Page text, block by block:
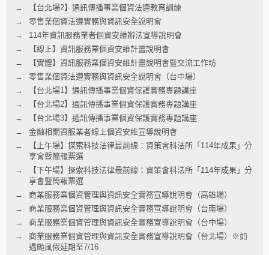
【台北場2】通訊傳播事業個資法遵教育訓練
零售業個資法遵實務與資訊安全說明會
114年資訊服務業者個資安維辦法宣導說明會
【線上】資訊服務業個資安維計畫說明會
【實體】資訊服務業個資安維計畫說明會暨交流工作坊
零售業個資法遵實務與資訊安全說明會（台中場）
【台北場1】通訊傳播事業個資保護實務專題講座
【台北場2】通訊傳播事業個資保護實務專題講座
【台北場3】通訊傳播事業個資保護實務專題講座
金融相關資服業者線上個資安維宣導說明會
【上午場】探索科技法律最前線：資策會科法所「114年成果」分
享會暨簡報票選
【下午場】探索科技法律最前線：資策會科法所「114年成果」分
享會暨簡報票選
商業服務業個資管理與資訊安全實務宣導說明會（高雄場）
商業服務業個資管理與資訊安全實務宣導說明會（台南場）
商業服務業個資管理與資訊安全實務宣導說明會（台中場）
商業服務業個資管理與資訊安全實務宣導說明會（台北場）※如
遇颱風假延期至7/16